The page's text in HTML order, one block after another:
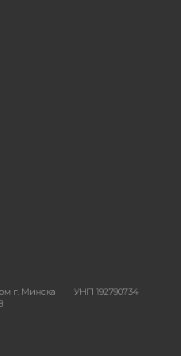
г. Минска
УНП 192790734